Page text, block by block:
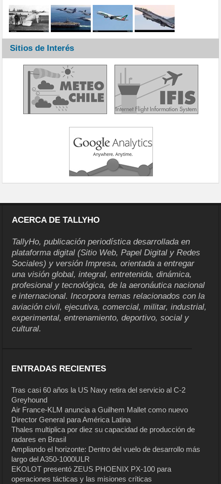
Sitios de Interés
ACERCA DE TALLYHO
TallyHo, publicación periodística desarrollada en
plataforma digital (Sitio Web, Papel Digital y Redes
Sociales) y versión Impresa, orientada a entregar
una visión global, integral, entretenida, dinámica,
profesional y tecnológica, de la aeronáutica nacional
e internacional. Incorpora temas relacionados con la
aviación civil, ejecutiva, comercial, militar, industrial,
experimental, entrenamiento, deportivo, social y
cultural.
ENTRADAS RECIENTES
Tras casi 60 años la US Navy retira del servicio al C-2
Greyhound
Air France-KLM anuncia a Guilhem Mallet como nuevo
Director General para América Latina
Thales multiplica por diez su capacidad de producción de
radares en Brasil
Ampliando el horizonte: Dentro del vuelo de desarrollo más
largo del A350-1000ULR
EKOLOT presentó ZEUS PHOENIX PX-100 para
operaciones tácticas y las misiones críticas